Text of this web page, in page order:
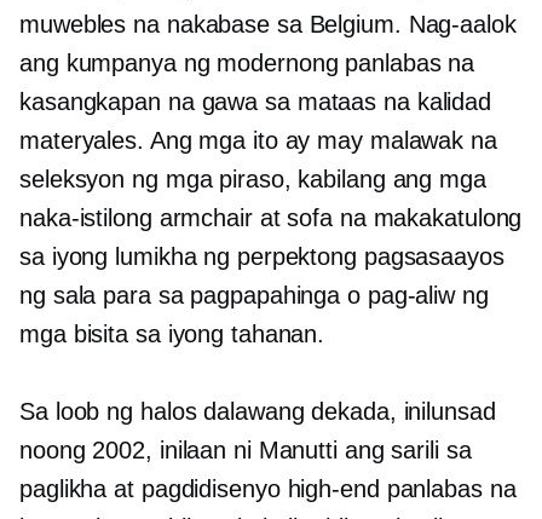
muwebles na nakabase sa Belgium. Nag-aalok
ang kumpanya ng modernong panlabas na
kasangkapan na gawa sa mataas na kalidad
materyales. Ang mga ito ay may malawak na
seleksyon ng mga piraso, kabilang ang mga
naka-istilong armchair at sofa na makakatulong
sa iyong lumikha ng perpektong pagsasaayos
ng sala para sa pagpapahinga o pag-aliw ng
mga bisita sa iyong tahanan.
Sa loob ng halos dalawang dekada, inilunsad
noong 2002, inilaan ni Manutti ang sarili sa
paglikha at pagdidisenyo high-end panlabas na